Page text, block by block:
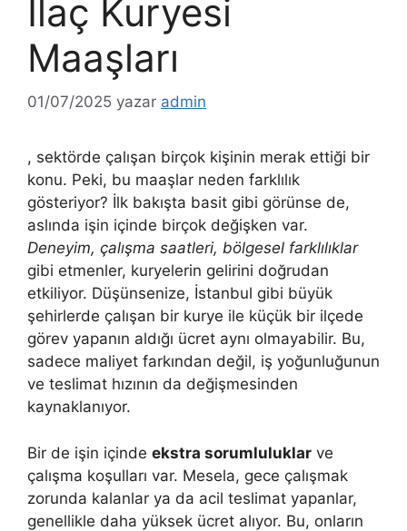
İlaç Kuryesi
Maaşları
01/07/2025 yazar admin
, sektörde çalışan birçok kişinin merak ettiği bir
konu. Peki, bu maaşlar neden farklılık
gösteriyor? İlk bakışta basit gibi görünse de,
aslında işin içinde birçok değişken var.
Deneyim, çalışma saatleri, bölgesel farklılıklar
gibi etmenler, kuryelerin gelirini doğrudan
etkiliyor. Düşünsenize, İstanbul gibi büyük
şehirlerde çalışan bir kurye ile küçük bir ilçede
görev yapanın aldığı ücret aynı olmayabilir. Bu,
sadece maliyet farkından değil, iş yoğunluğunun
ve teslimat hızının da değişmesinden
kaynaklanıyor.
Bir de işin içinde ekstra sorumluluklar ve
çalışma koşulları var. Mesela, gece çalışmak
zorunda kalanlar ya da acil teslimat yapanlar,
genellikle daha yüksek ücret alıyor. Bu, onların